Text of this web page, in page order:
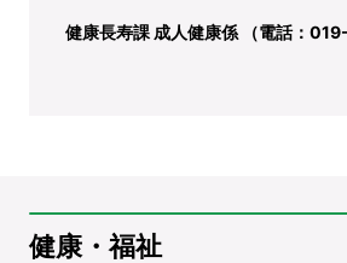
健康長寿課 成人健康係 （電話：
健康・福祉